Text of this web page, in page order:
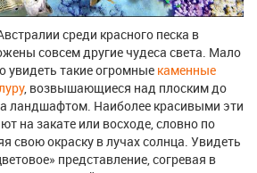
среди красного песка в
совсем другие чудеса света. Мало
увидеть такие огромные каменные
, возвышающиеся над плоским до
ландшафтом. Наиболее красивыми эти
на закате или восходе, словно по
свою окраску в лучах солнца. Увидеть
представление, согревая в